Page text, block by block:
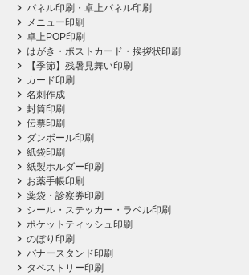
パネル印刷・卓上パネル印刷
メニュー印刷
卓上POP印刷
はがき・ポストカード・挨拶状印刷
【季節】残暑見舞い印刷
カード印刷
名刺作成
封筒印刷
伝票印刷
ダンボール印刷
紙袋印刷
紙製ホルダー印刷
お薬手帳印刷
薬袋・診察券印刷
シール・ステッカー・ラベル印刷
ポケットティッシュ印刷
のぼり印刷
バナースタンド印刷
タペストリー印刷